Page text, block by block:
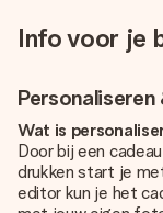
Info voor je
Wat is
Door bij een
drukken start je
editor kun je het